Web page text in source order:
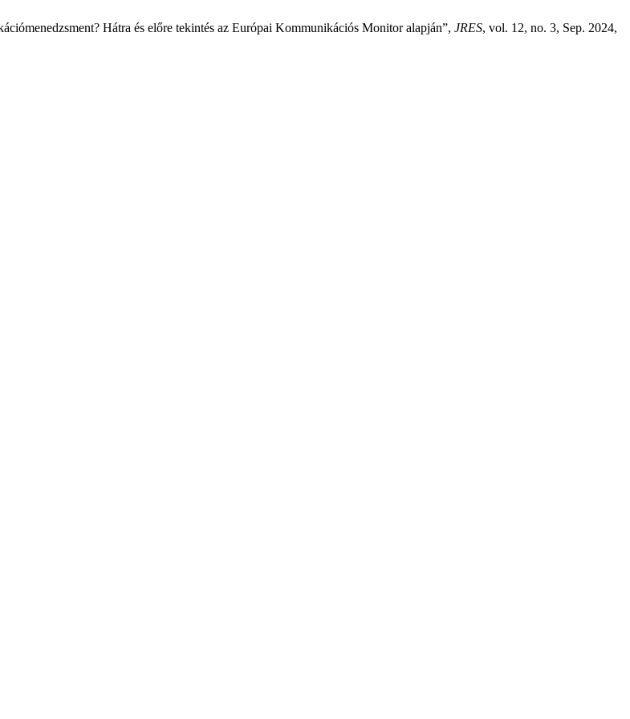
Hátra és előre tekintés az Európai Kommunikációs Monitor alapján”, JRES, vol. 12, no. 3, Sep. 2024,